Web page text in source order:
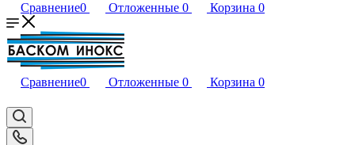
Сравнение0 Отложенные 0 Корзина 0
Сравнение0 Отложенные 0 Корзина 0